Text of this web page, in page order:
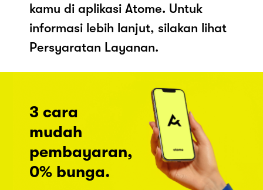
kamu di aplikasi Atome. Untuk
informasi lebih lanjut, silakan lihat
Persyaratan Layanan.
3 cara
mudah
pembayaran,
0% bunga.